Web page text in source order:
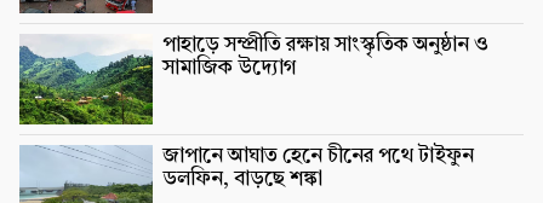
পাহাড়ে সম্প্রীতি রক্ষায় সাংস্কৃতিক অনুষ্ঠান ও
সামাজিক উদ্যোগ
জাপানে আঘাত হেনে চীনের পথে টাইফুন
ডলফিন, বাড়ছে শঙ্কা